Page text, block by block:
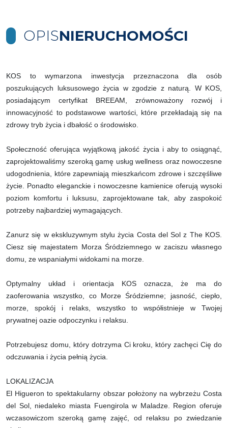
OPISNIERUCHOMOŚCI
KOS to wymarzona inwestycja przeznaczona dla osób
poszukujących luksusowego życia w zgodzie z naturą. W KOS,
posiadającym certyfikat BREEAM, zrównoważony rozwój i
innowacyjność to podstawowe wartości, które przekładają się na
zdrowy tryb życia i dbałość o środowisko.
Społeczność oferująca wyjątkową jakość życia i aby to osiągnąć,
zaprojektowaliśmy szeroką gamę usług wellness oraz nowoczesne
udogodnienia, które zapewniają mieszkańcom zdrowe i szczęśliwe
życie. Ponadto eleganckie i nowoczesne kamienice oferują wysoki
poziom komfortu i luksusu, zaprojektowane tak, aby zaspokoić
potrzeby najbardziej wymagających.
Zanurz się w ekskluzywnym stylu życia Costa del Sol z The KOS.
Ciesz się majestatem Morza Śródziemnego w zaciszu własnego
domu, ze wspaniałymi widokami na morze.
Optymalny układ i orientacja KOS oznacza, że ma do
zaoferowania wszystko, co Morze Śródziemne; jasność, ciepło,
morze, spokój i relaks, wszystko to współistnieje w Twojej
prywatnej oazie odpoczynku i relaksu.
Potrzebujesz domu, który dotrzyma Ci kroku, który zachęci Cię do
odczuwania i życia pełnią życia.
LOKALIZACJA
El Higueron to spektakularny obszar położony na wybrzeżu Costa
del Sol, niedaleko miasta Fuengirola w Maladze. Region oferuje
wczasowiczom szeroką gamę zajęć, od relaksu po zwiedzanie